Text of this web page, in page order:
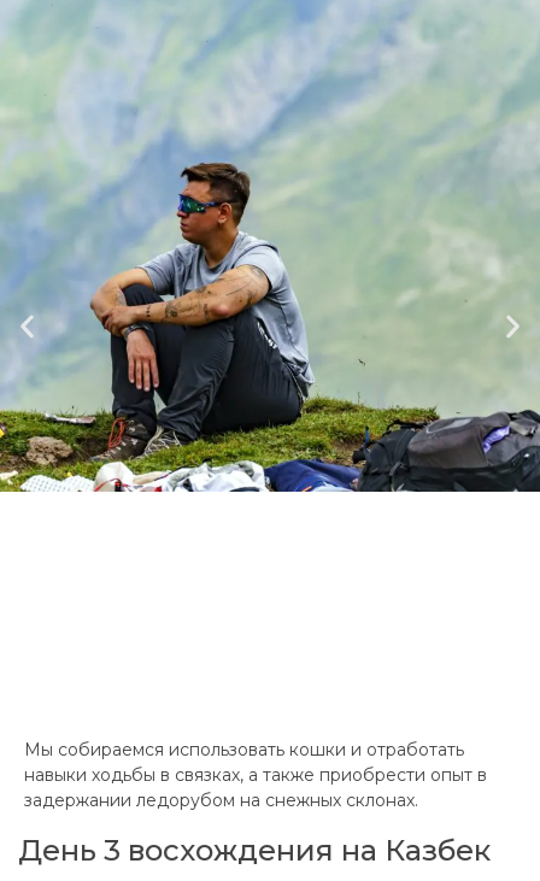
Мы собираемся использовать кошки и отработать
навыки ходьбы в связках, а также приобрести опыт в
задержании ледорубом на снежных склонах.
День 3 восхождения на Казбек